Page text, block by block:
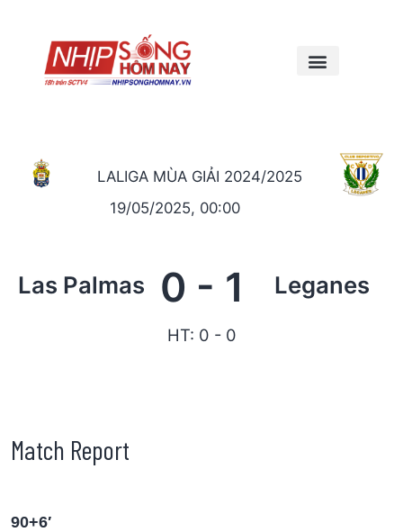
LALIGA MÙA GIẢI 2024/2025
19/05/2025, 00:00
Las Palmas 0 - 1 Leganes
HT: 0 - 0
Match Report
90+6′